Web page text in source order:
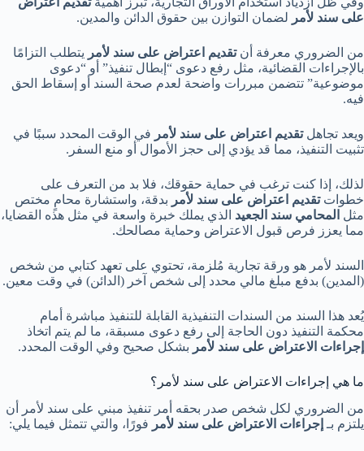
على سند لأمر لضمان التوازن بين حقوق الدائن والمدين.
من الضروري معرفة أنتقديم اعتراض على سند لأمر يتطلب التزامًا
بالإجراءات القضائية، مثل رفع دعوى “إبطال تنفيذ” أو “دعوى
موضوعية” تتضمن مبررات واضحة لعدم صحة السند أو إسقاط الحق
فيه.
ويعد تجاهلتقديم اعتراض على سند لأمر في الوقت المحدد سببًا في
تثبيت التنفيذ، مما قد يؤدي إلى حجز الأموال أو منع السفر.
لذلك، إذا كنت ترغب في حماية حقوقك، فلا بد من التعرف على
خطواتتقديم اعتراض على سند لأمر بدقة، واستشارة محامٍ مختص
مثل المحامي سند الجعيد الذي يملك خبرة واسعة في مثل هذه القضايا،
مما يعزز فرص قبول الاعتراض وحماية مصالحك.
السند لأمر هو ورقة تجارية مُلزمة، تحتوي على تعهد كتابي من شخص
(المدين) بدفع مبلغ مالي محدد إلى شخص آخر (الدائن) في وقت معين.
يُعد هذا السند من السندات التنفيذية القابلة للتنفيذ مباشرة أمام
محكمة التنفيذ دون الحاجة إلى رفع دعوى مسبقة، ما لم يتم اتخاذ
إجراءات الاعتراض على سند لأمر بشكل صحيح وفي الوقت المحدد.
ما هي إجراءات الاعتراض على سند لأمر؟
من الضروري لكل شخص صدر بحقه أمر تنفيذ مبني على سند لأمر أن
يلتزم بـ إجراءات الاعتراض على سند لأمر فورًا، والتي تتمثل فيما يلي: